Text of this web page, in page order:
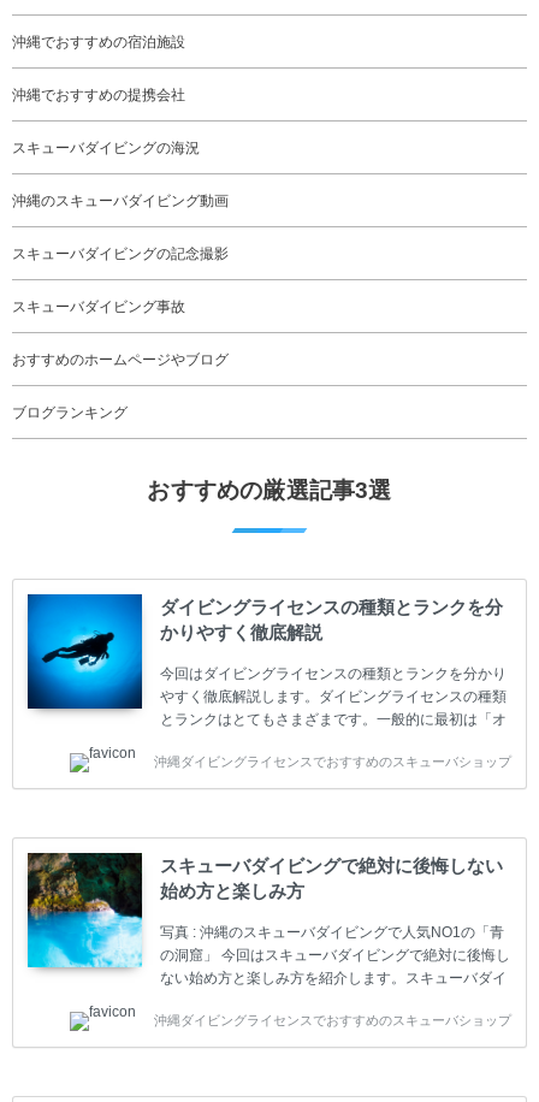
沖縄でおすすめの宿泊施設
沖縄でおすすめの提携会社
スキューバダイビングの海況
沖縄のスキューバダイビング動画
スキューバダイビングの記念撮影
スキューバダイビング事故
おすすめのホームページやブログ
ブログランキング
おすすめの厳選記事3選
ダイビングライセンスの種類とランクを分
かりやすく徹底解説
今回はダイビングライセンスの種類とランクを分かり
やすく徹底解説します。ダイビングライセンスの種類
とランクはとてもさまざまです。一般的に最初は「オ
す。 ダイビングのライセンスカードはダイビングの教
育機関もしくは指導団体が発行しています。教育機関
ダイバーの育成・指導や安全管理、環境保全などの活
動をしています。 ダイビングライセンスの種類はエン
トリーレベルのライセンスからプロレベルのライセン
スまでランク分けされています。各教育機関(指導団
体)によってライセンスカードの名称、トレーニング内
容に違いがありま...
沖縄ダイビングライセンスでおすすめのスキューバショップ
スキューバダイビングで絶対に後悔しない
始め方と楽しみ方
写真 : 沖縄のスキューバダイビングで人気NO1の「青
の洞窟」 今回はスキューバダイビングで絶対に後悔し
ない始め方と楽しみ方を紹介します。スキューバダイ
やまだ始めて間もない初心者の方に必見の内容です。
スキューバダイビングの始め方と楽しみ方について学
ててしまうと、せっかく楽しみにしていたスキューバ
沖縄ダイビングライセンスでおすすめのスキューバショップ